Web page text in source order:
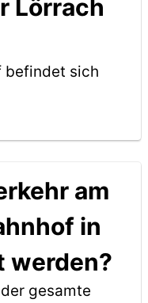
Lörrach
befindet sich
am
in
werden?
gesamte